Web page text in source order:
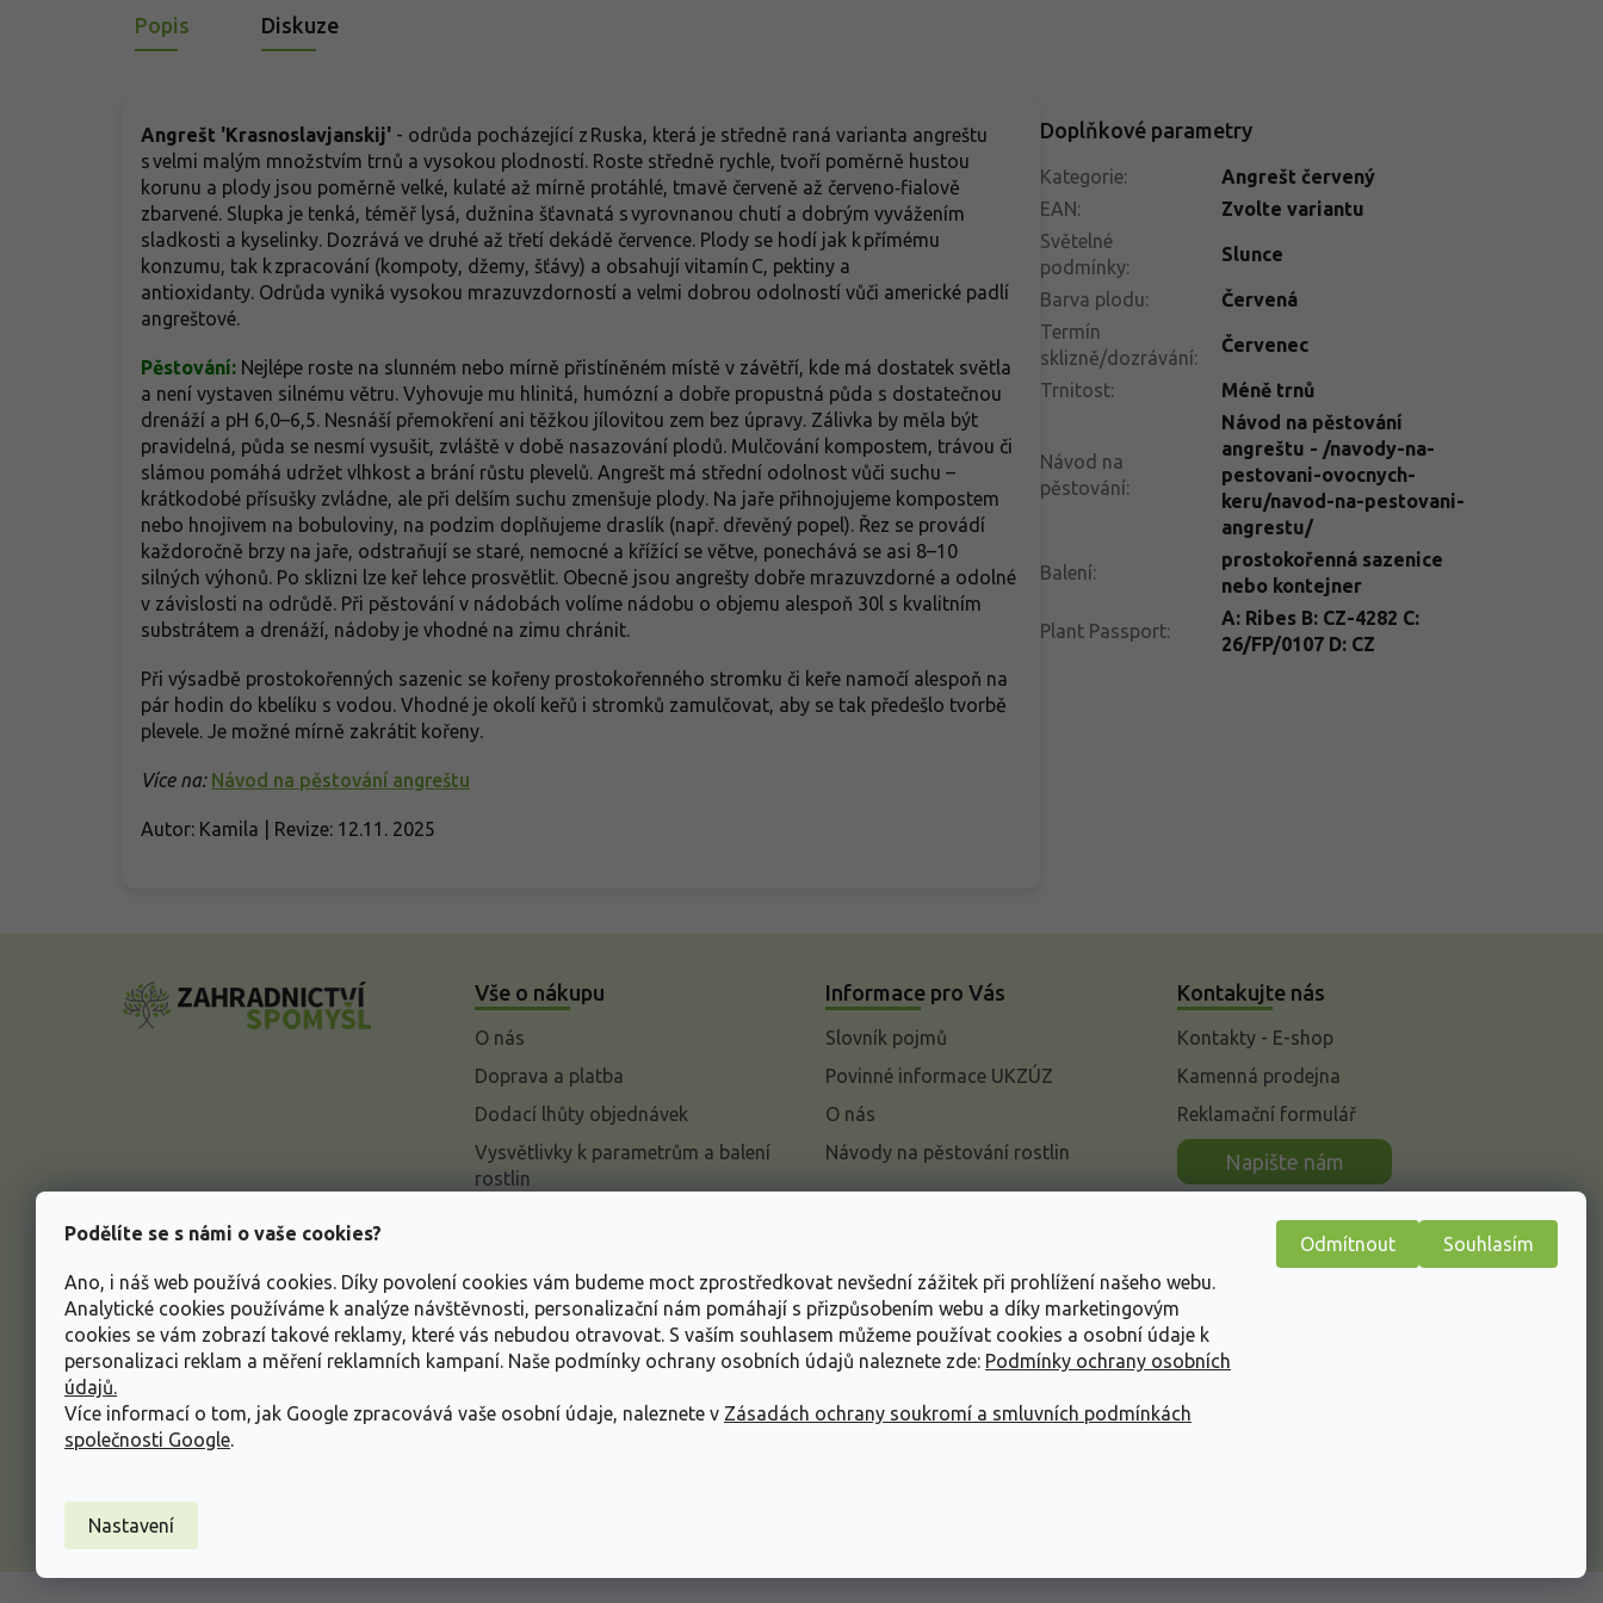
Podělíte se s námi o vaše cookies?
Ano, i náš web používá cookies. Díky povolení cookies vám budeme moct zprostředkovat nevšední zážitek při prohlížení našeho webu.
Analytické cookies používáme k analýze návštěvnosti, personalizační nám pomáhají s přizpůsobením webu a díky marketingovým
cookies se vám zobrazí takové reklamy, které vás nebudou otravovat. S vaším souhlasem můžeme používat cookies a osobní údaje k
personalizaci reklam a měření reklamních kampaní. Naše podmínky ochrany osobních údajů naleznete zde: Podmínky ochrany osobních
údajů.
Více informací o tom, jak Google zpracovává vaše osobní údaje, naleznete v Zásadách ochrany soukromí a smluvních podmínkách
společnosti Google.
Nastavení
Odmítnout Souhlasím
Popis Diskuze
Angrešt 'Krasnoslavjanskij' - odrůda pocházející z Ruska, která je středně raná varianta angreštu
s velmi malým množstvím trnů a vysokou plodností. Roste středně rychle, tvoří poměrně hustou
korunu a plody jsou poměrně velké, kulaté až mírně protáhlé, tmavě červeně až červeno‑fialově
zbarvené. Slupka je tenká, téměř lysá, dužnina šťavnatá s vyrovnanou chutí a dobrým vyvážením
sladkosti a kyselinky. Dozrává ve druhé až třetí dekádě července. Plody se hodí jak k přímému
konzumu, tak k zpracování (kompoty, džemy, šťávy) a obsahují vitamín C, pektiny a
antioxidanty. Odrůda vyniká vysokou mrazuvzdorností a velmi dobrou odolností vůči americké padlí
angreštové.
Pěstování: Nejlépe roste na slunném nebo mírně přistíněném místě v závětří, kde má dostatek světla
a není vystaven silnému větru. Vyhovuje mu hlinitá, humózní a dobře propustná půda s dostatečnou
drenáží a pH 6,0–6,5. Nesnáší přemokření ani těžkou jílovitou zem bez úpravy. Zálivka by měla být
pravidelná, půda se nesmí vysušit, zvláště v době nasazování plodů. Mulčování kompostem, trávou či
slámou pomáhá udržet vlhkost a brání růstu plevelů. Angrešt má střední odolnost vůči suchu –
krátkodobé přísušky zvládne, ale při delším suchu zmenšuje plody. Na jaře přihnojujeme kompostem
nebo hnojivem na bobuloviny, na podzim doplňujeme draslík (např. dřevěný popel). Řez se provádí
každoročně brzy na jaře, odstraňují se staré, nemocné a křížící se větve, ponechává se asi 8–10
silných výhonů. Po sklizni lze keř lehce prosvětlit. Obecně jsou angrešty dobře mrazuvzdorné a odolné
v závislosti na odrůdě. Při pěstování v nádobách volíme nádobu o objemu alespoň 30l s kvalitním
substrátem a drenáží, nádoby je vhodné na zimu chránit.
Při výsadbě prostokořenných sazenic se kořeny prostokořenného stromku či keře namočí alespoň na
pár hodin do kbelíku s vodou. Vhodné je okolí keřů i stromků zamulčovat, aby se tak předešlo tvorbě
plevele. Je možné mírně zakrátit kořeny.
Více na: Návod na pěstování angreštu
Autor: Kamila | Revize: 12.11. 2025
Doplňkové parametry
Kategorie:
Angrešt červený
EAN:
Zvolte variantu
Světelné
podmínky:
Slunce
Barva plodu:
Červená
Termín
sklizně/dozrávání:
Červenec
Trnitost: Méně trnů
Návod na
pěstování:
Návod na pěstování
angreštu - /navody-na-
pestovani-ovocnych-
keru/navod-na-pestovani-
angrestu/
Balení:
prostokořenná sazenice
nebo kontejner
Plant Passport:
A: Ribes B: CZ-4282 C:
26/FP/0107 D: CZ
Vše o nákupu
O nás
Doprava a platba
Dodací lhůty objednávek
Vysvětlivky k parametrům a balení
rostlin
Informace o ochraně osobních
údajů
Obchodní podmínky
Informace pro Vás
Slovník pojmů
Povinné informace UKZÚZ
O nás
Návody na pěstování rostlin
Kontakujte nás
Kontakty - E-shop
Kamenná prodejna
Reklamační formulář
Napište nám